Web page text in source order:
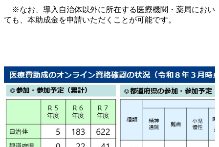
※なお、導入自治体以外に所在する医療機関・薬局におい
ても、本助成金を申請いただくことが可能です。